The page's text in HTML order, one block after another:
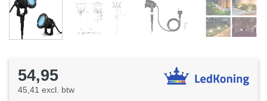
54,95
45,41 excl. btw